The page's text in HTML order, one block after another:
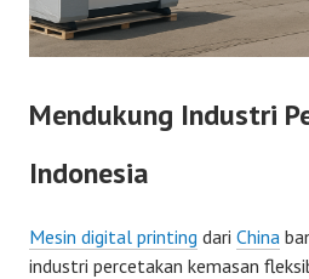
Mendukung Industri
Indonesia
Mesin digital printing dari China
industri percetakan kemasan